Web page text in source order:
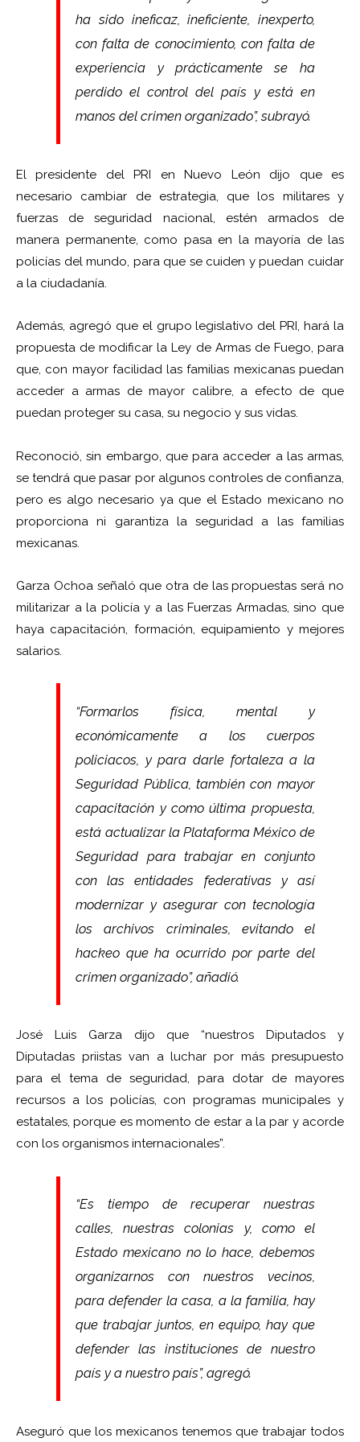
ha sido ineficaz, ineficiente, inexperto,
con falta de conocimiento, con falta de
experiencia y prácticamente se ha
perdido el control del país y está en
manos del crimen organizado”, subrayó.
El presidente del PRI en Nuevo León dijo que es
necesario cambiar de estrategia, que los militares y
fuerzas de seguridad nacional, estén armados de
manera permanente, como pasa en la mayoría de las
policías del mundo, para que se cuiden y puedan cuidar
a la ciudadanía.
Además, agregó que el grupo legislativo del PRI, hará la
propuesta de modificar la Ley de Armas de Fuego, para
que, con mayor facilidad las familias mexicanas puedan
acceder a armas de mayor calibre, a efecto de que
puedan proteger su casa, su negocio y sus vidas.
Reconoció, sin embargo, que para acceder a las armas,
se tendrá que pasar por algunos controles de confianza,
pero es algo necesario ya que el Estado mexicano no
proporciona ni garantiza la seguridad a las familias
mexicanas.
Garza Ochoa señaló que otra de las propuestas será no
militarizar a la policía y a las Fuerzas Armadas, sino que
haya capacitación, formación, equipamiento y mejores
salarios.
“Formarlos física, mental y
económicamente a los cuerpos
policiacos, y para darle fortaleza a la
Seguridad Pública, también con mayor
capacitación y como última propuesta,
está actualizar la Plataforma México de
Seguridad para trabajar en conjunto
con las entidades federativas y así
modernizar y asegurar con tecnología
los archivos criminales, evitando el
hackeo que ha ocurrido por parte del
crimen organizado”, añadió.
José Luis Garza dijo que “nuestros Diputados y
Diputadas priistas van a luchar por más presupuesto
para el tema de seguridad, para dotar de mayores
recursos a los policías, con programas municipales y
estatales, porque es momento de estar a la par y acorde
con los organismos internacionales”.
“Es tiempo de recuperar nuestras
calles, nuestras colonias y, como el
Estado mexicano no lo hace, debemos
organizarnos con nuestros vecinos,
para defender la casa, a la familia, hay
que trabajar juntos, en equipo, hay que
defender las instituciones de nuestro
país y a nuestro país”, agregó.
Aseguró que los mexicanos tenemos que trabajar todos